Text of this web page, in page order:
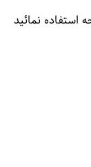
استفاده نمائید